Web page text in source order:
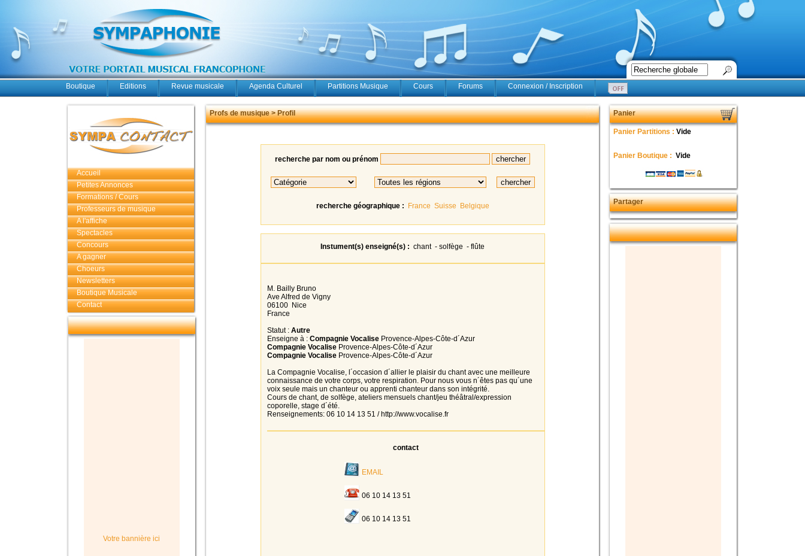
Boutique Editions Revue musicale Agenda Culturel Partitions Musique Cours Forums Connexion / Inscription
Accueil
Petites Annonces
Formations / Cours
Professeurs de musique
A l'affiche
Spectacles
Concours
A gagner
Choeurs
Newsletters
Boutique Musicale
Contact
Votre bannière ici
Profs de musique > Profil
recherche par nom ou prénom
recherche géographique : France Suisse Belgique
Instument(s) enseigné(s) : chant - solfège - flûte
M. Bailly Bruno
Ave Alfred de Vigny
06100 Nice
France
Statut : Autre
Enseigne à : Compagnie VocaliseProvence-Alpes-Côte-d´Azur
Compagnie VocaliseProvence-Alpes-Côte-d´Azur
Compagnie VocaliseProvence-Alpes-Côte-d´Azur
La Compagnie Vocalise, l´occasion d´allier le plaisir du chant avec une meilleure
connaissance de votre corps, votre respiration. Pour nous vous n´êtes pas qu´une
voix seule mais un chanteur ou apprenti chanteur dans son intégrité.
Cours de chant, de solfège, ateliers mensuels chant/jeu théâtral/expression
coporelle, stage d´été.
Renseignements: 06 10 14 13 51 / http://www.vocalise.fr
contact
EMAIL
06 10 14 13 51
06 10 14 13 51
Panier
Panier Partitions : Vide
Panier Boutique : Vide
Partager